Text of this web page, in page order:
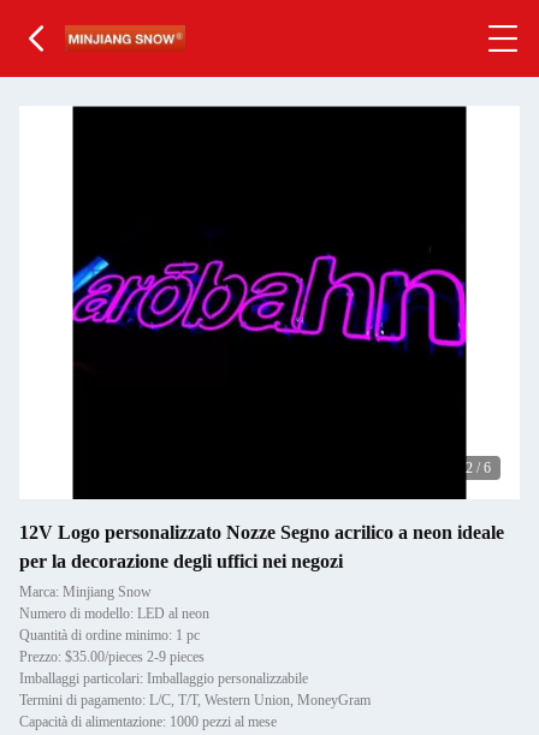
2 / 6
12V Logo personalizzato Nozze Segno acrilico a neon ideale
per la decorazione degli uffici nei negozi
Marca: Minjiang Snow
Numero di modello: LED al neon
Quantità di ordine minimo: 1 pc
Prezzo: $35.00/pieces 2-9 pieces
Imballaggi particolari: Imballaggio personalizzabile
Termini di pagamento: L/C, T/T, Western Union, MoneyGram
Capacità di alimentazione: 1000 pezzi al mese